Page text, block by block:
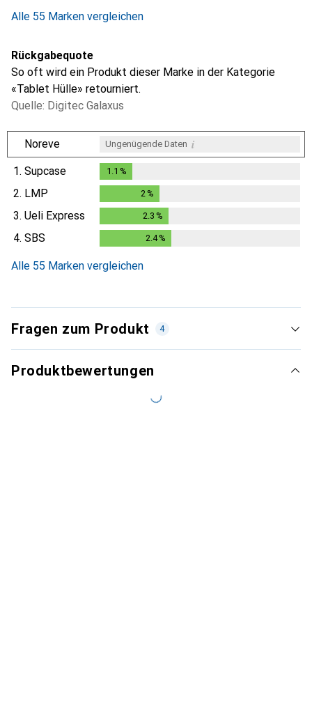
Alle 55 Marken vergleichen
Rückgabequote
So oft wird ein Produkt dieser Marke in der Kategorie
«Tablet Hülle» retourniert.
Quelle: Digitec Galaxus
Noreve Ungenügende Daten i
1. Supcase 1.1 %
2. LMP 2 %
3. Ueli Express 2.3 %
4. SBS 2.4%
Alle 55 Marken vergleichen
Fragen zum Produkt 4
Produktbewertungen